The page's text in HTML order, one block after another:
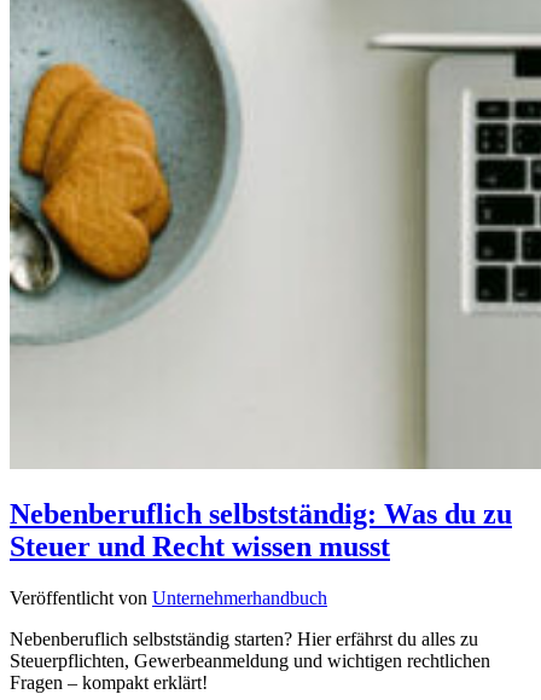
Nebenberuflich selbstständig: Was du zu
Steuer und Recht wissen musst
Veröffentlicht von Unternehmerhandbuch
Nebenberuflich selbstständig starten? Hier erfährst du alles zu
Steuerpflichten, Gewerbeanmeldung und wichtigen rechtlichen
Fragen – kompakt erklärt!